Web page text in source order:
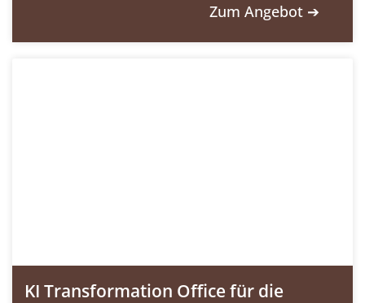
Zum Angebot ➔
KI Transformation Office für die